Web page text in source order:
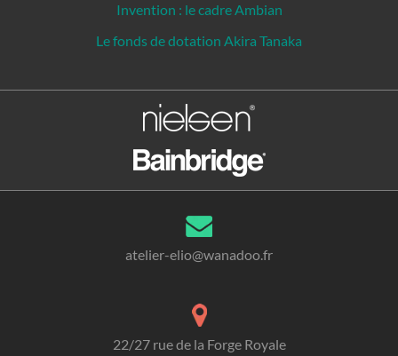
Invention : le cadre Ambian
Le fonds de dotation Akira Tanaka
atelier-elio@wanadoo.fr
22/27 rue de la Forge Royale